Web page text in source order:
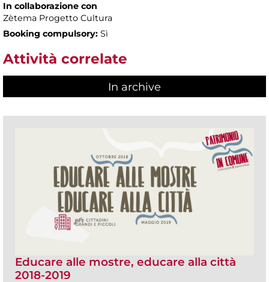
In collaborazione con
Zètema Progetto Cultura
Booking compulsory: Sì
Attività correlate
In archive
Educare alle mostre, educare alla città
2018-2019